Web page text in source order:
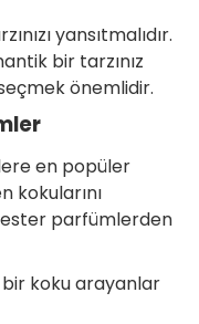
yansıtmalıdır.
bir tarzınız
önemlidir.
en popüler
kokularını
parfümlerden
koku arayanlar